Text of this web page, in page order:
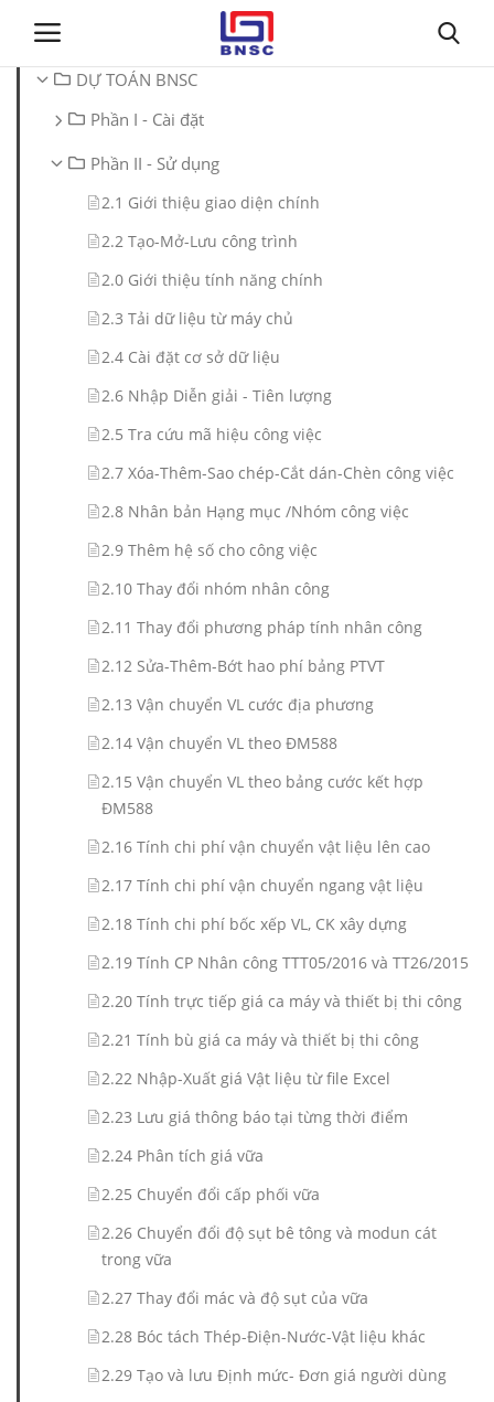
Đăng nhập
Trang chủ
Giới thiệu
Dự toán BNSC
DỰ TOÁN BNSC
Phần I - Cài đặt
Phần II - Sử dụng
2.1 Giới thiệu giao diện chính
2.2 Tạo-Mở-Lưu công trình
2.0 Giới thiệu tính năng chính
2.3 Tải dữ liệu từ máy chủ
2.4 Cài đặt cơ sở dữ liệu
2.6 Nhập Diễn giải - Tiên lượng
2.5 Tra cứu mã hiệu công việc
2.7 Xóa-Thêm-Sao chép-Cắt dán-Chèn công việc
2.8 Nhân bản Hạng mục /Nhóm công việc
2.9 Thêm hệ số cho công việc
2.10 Thay đổi nhóm nhân công
2.11 Thay đổi phương pháp tính nhân công
2.12 Sửa-Thêm-Bớt hao phí bảng PTVT
2.13 Vận chuyển VL cước địa phương
2.14 Vận chuyển VL theo ĐM588
2.15 Vận chuyển VL theo bảng cước kết hợp
ĐM588
2.16 Tính chi phí vận chuyển vật liệu lên cao
2.17 Tính chi phí vận chuyển ngang vật liệu
2.18 Tính chi phí bốc xếp VL, CK xây dựng
2.19 Tính CP Nhân công TTT05/2016 và TT26/2015
2.20 Tính trực tiếp giá ca máy và thiết bị thi công
2.21 Tính bù giá ca máy và thiết bị thi công
2.22 Nhập-Xuất giá Vật liệu từ file Excel
2.23 Lưu giá thông báo tại từng thời điểm
2.24 Phân tích giá vữa
2.25 Chuyển đổi cấp phối vữa
2.26 Chuyển đổi độ sụt bê tông và modun cát
trong vữa
2.27 Thay đổi mác và độ sụt của vữa
2.28 Bóc tách Thép-Điện-Nước-Vật liệu khác
2.29 Tạo và lưu Định mức- Đơn giá người dùng